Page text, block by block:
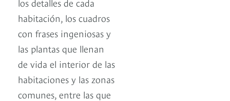
habitación, los cuadros
con frases ingeniosas y
las plantas que llenan
de vida el interior de las
habitaciones y las zonas
comunes, entre las que